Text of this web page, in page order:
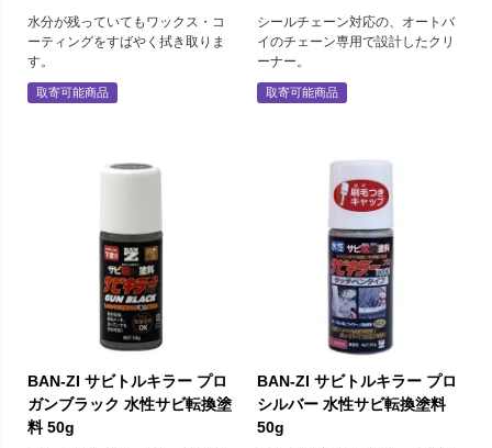
水分が残っていてもワックス・コ
ーティングをすばやく拭き取りま
す。
取寄可能商品
シールチェーン対応の、オートバ
イのチェーン専用で設計したクリ
ーナー。
取寄可能商品
BAN-ZI サビトルキラー プロ
ガンブラック 水性サビ転換塗
料 50g
BAN-ZI サビトルキラー プロ
シルバー 水性サビ転換塗料
50g